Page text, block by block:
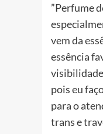
”Perfume
vem da
essência
pois eu
para o
trans e